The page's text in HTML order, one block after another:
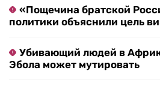
«Пощечина братской
политики объяснили цель
Убивающий людей в
Эбола может мутировать